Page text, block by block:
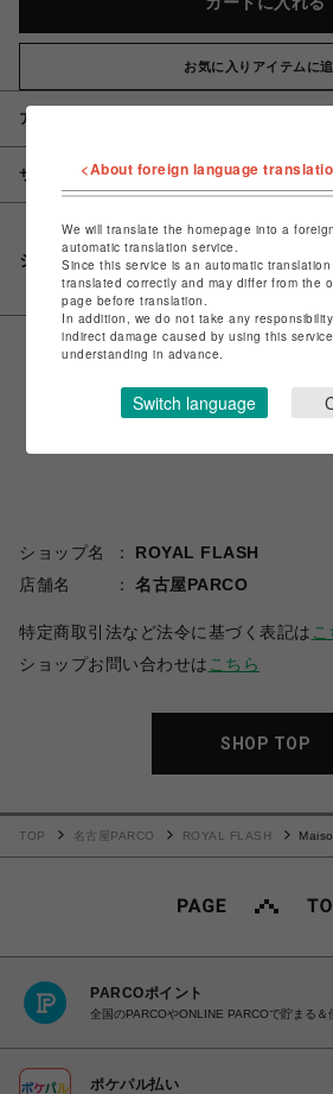
お気に入りアイテムに
アイテム説明 / 素材
サイズ
シェアする
ショップ名
ROYAL FLASH
店舗名
名古屋PARCO
特定商取引法など法令に基づく表記は こ
ショップお問い合わせは こちら
SHOP TOP
TOP 名古屋PARCO ROYAL FLASH
PARCOポイント
全国のPARCOやONLINE PARCOで貯まる＆
ポケパル払い
<About foreign language
We will translate the homepage into a
automatic translation service.
Since this service is an automatic
translated correctly and may differ from the
page before translation.
In addition, we do not take any
indirect damage caused by using this
understanding in advance.
Switch language